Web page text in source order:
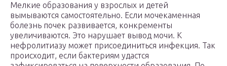
Мелкие образования у взрослых и детей
вымываются самостоятельно. Если мочекаменная
болезнь почек развивается, конкременты
увеличиваются. Это нарушает вывод мочи. К
нефролитиазу может присоединиться инфекция. Так
происходит, если бактериям удастся